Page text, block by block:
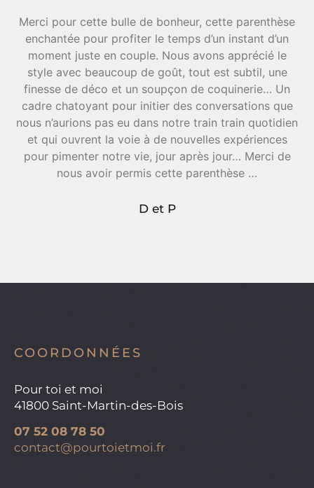
D et P
Merci pour cette bulle de bonheur, cette parenthèse
enchantée pour profiter le temps d’un instant d’un
moment juste en couple. Nous avons apprécié le
style avec beaucoup de goût, tout est subtil, une
finesse de déco et un soupçon de coquinerie… Un
cadre chatoyant pour initier des conversations que
nous n’aurions pas eu dans notre train train quotidien
et qui ouvrent la voie à de nouvelles expériences
pour pimenter notre vie, jour après jour… Merci de
nous avoir permis cette parenthèse …
COORDONNÉES
Pour toi et moi
41800 Saint-Martin-des-Bois
07 52 08 78 50
contact@pourtoietmoi.fr